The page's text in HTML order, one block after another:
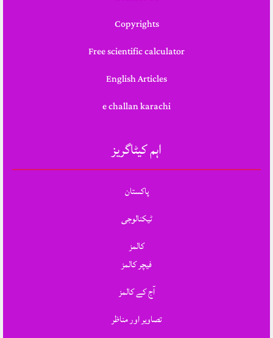
Copyrights
Free scientific calculator
English Articles
e challan karachi
اہم کیٹاگریز
پاکستان
ٹیکنالوجی
کالمز
فیچر کالمز
آج کے کالمز
تصاویر اور مناظر